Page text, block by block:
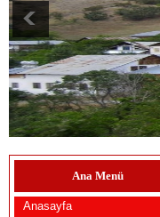
Ana Menü
Anasayfa